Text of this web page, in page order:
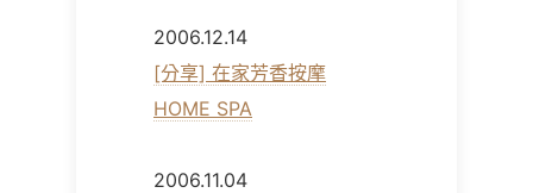
2006.12.14
[分享] 在家芳香按摩
HOME SPA
2006.11.04